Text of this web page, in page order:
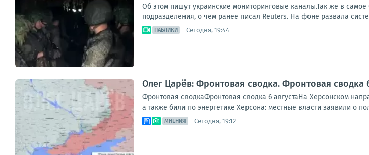
Об этом пишут украинские мониторинговые каналы.Так же в
подразделения, о чем ранее писал Reuters. На фоне развала
ПАБЛИКИ Сегодня, 19:44
Олег Царёв: Фронтовая сводка. Фронтовая сводка
Фронтовая сводкаФронтовая сводка 6 августаНа Херсонском
а также били по энергетике Херсона: местные власти заявили о
МНЕНИЯ Сегодня, 19:12